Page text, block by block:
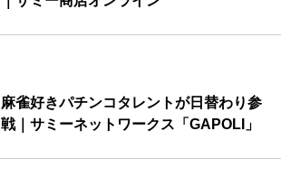
麻雀好きパチンコタレントが日替わり参
戦｜サミーネットワークス「GAPOLI」